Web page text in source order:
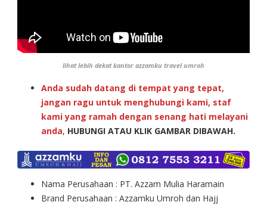
lihat lebih dekat kantor azzamku travel umroh
Anda sudah datang di tempat yang tepat,
jangan ragu untuk menghubungi kami, staf
kami yang ramah dengan senang hati melayani
anda, HUBUNGI ATAU KLIK GAMBAR DIBAWAH.
Nama Perusahaan : PT. Azzam Mulia Haramain
Brand Perusahaan : Azzamku Umroh dan Hajj